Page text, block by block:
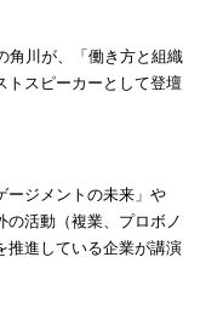
角川が、「働き方と組織
トスピーカーとして登壇
ージメントの未来」や
の活動（複業、プロボノ
推進している企業が講演